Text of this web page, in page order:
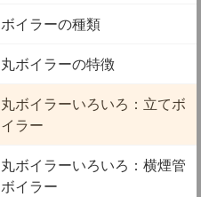
ボイラーの種類
丸ボイラーの特徴
丸ボイラーいろいろ：立てボ
イラー
丸ボイラーいろいろ：横煙管
ボイラー